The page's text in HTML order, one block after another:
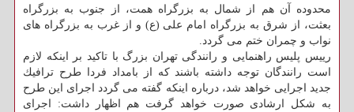
محدوده آن هم از شمال به بزرگراه همت، از جنوب به بزرگراه
بعثت، از شرق به بزرگراه امام علی (ع) و از غرب به بزرگراه های
نواب و چمران ختم می گردد.
رییس پلیس راهنمایی و رانندگی تهران بزرگ با تاكید بر اینكه لازم
است رانندگان توجه داشته باشند كه از بامداد فردا طرح ترافیك
جدید اجرایی خواهد شد، درباره اینكه گفته می گردد اجرای این طرح
به شكل ارشادی صورت خواهد گرفت هم اظهار داشت: اجرای